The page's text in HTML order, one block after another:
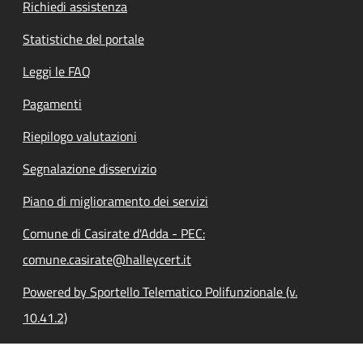
Richiedi assistenza
Statistiche del portale
Leggi le FAQ
Pagamenti
Riepilogo valutazioni
Segnalazione disservizio
Piano di miglioramento dei servizi
Comune di Casirate d'Adda - PEC:
comune.casirate@halleycert.it
Powered by Sportello Telematico Polifunzionale (v.
10.41.2)